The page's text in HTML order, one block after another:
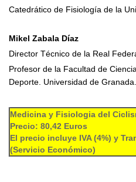
Catedrático de Fisiología de la
Mikel Zabala Díaz
Director Técnico de la Real
Profesor de la Facultad de
Deporte. Universidad de Granada.
Medicina y Fisiologia del
Precio: 80,42 Euros
El precio incluye IVA (4%) y
(Servicio Económico)